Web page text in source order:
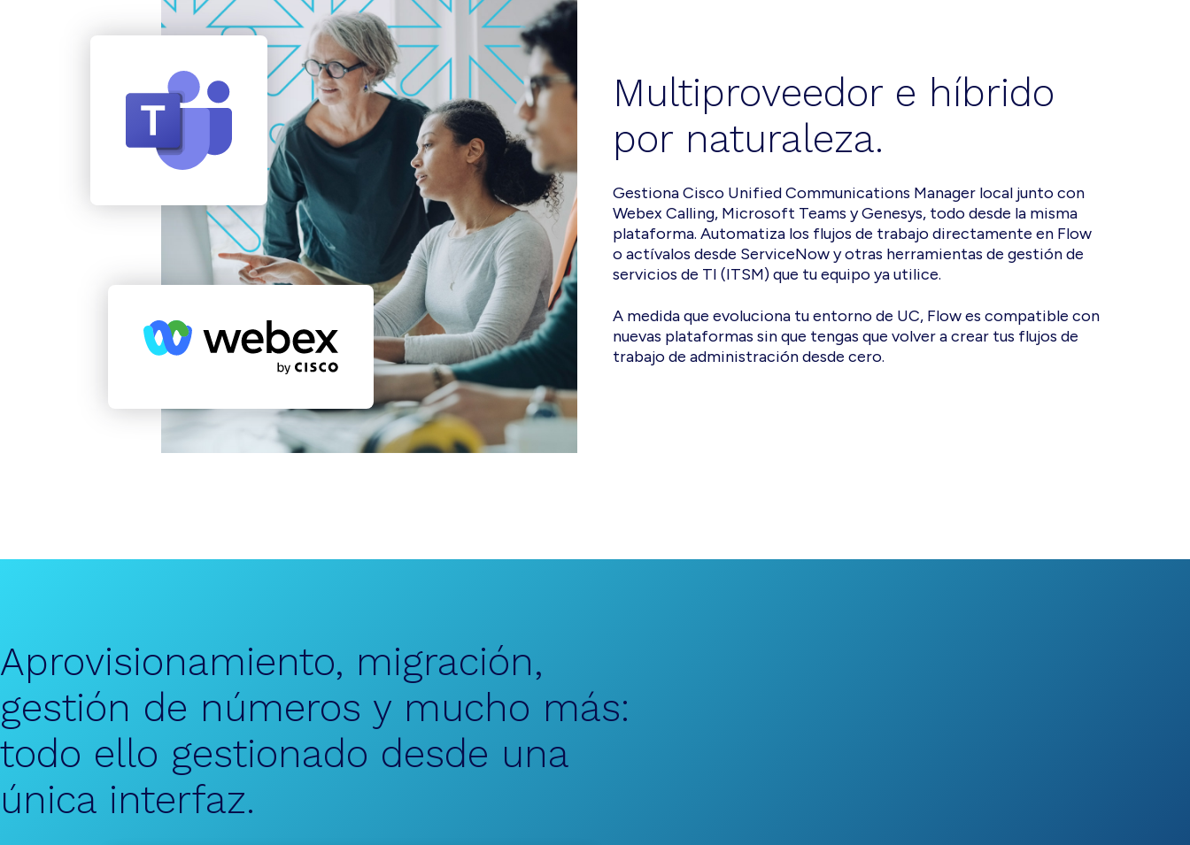
Multiproveedor e híbrido
por naturaleza.
Gestiona Cisco Unified Communications Manager local junto con
Webex Calling, Microsoft Teams y Genesys, todo desde la misma
plataforma. Automatiza los flujos de trabajo directamente en Flow
o actívalos desde ServiceNow y otras herramientas de gestión de
servicios de TI (ITSM) que tu equipo ya utilice.
A medida que evoluciona tu entorno de UC, Flow es compatible con
nuevas plataformas sin que tengas que volver a crear tus flujos de
trabajo de administración desde cero.
Aprovisionamiento, migración,
gestión de números y mucho más:
todo ello gestionado desde una
única interfaz.